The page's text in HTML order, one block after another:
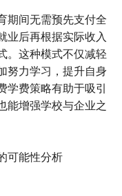
期间无需预先支付全
业后再根据实际收入
。这种模式不仅减轻
努力学习，提升自身
学费策略有助于吸引
能增强学校与企业之
可能性分析